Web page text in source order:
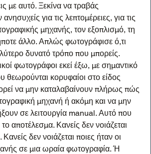
με αυτό. Ξεκίνα να τραβάς
για τις λεπτομέρειες, για τις
μηχανής, τον εξοπλισμό, τη
άλλο. Απλώς φωτογράφισε ό,τι
δυνατό τρόπο που μπορείς.
φωτογράφοι εκεί έξω, με σημαντικό
θεωρούνται κορυφαίοι στο είδος
να μην καταλαβαίνουν πλήρως πώς
μηχανή ή ακόμη και να μην
σε λειτουργία manual. Αυτό που
το αποτέλεσμα. Κανείς δεν νοιάζεται
δεν νοιάζεται ποιες ήταν οι
σε μια ωραία φωτογραφία. Ή